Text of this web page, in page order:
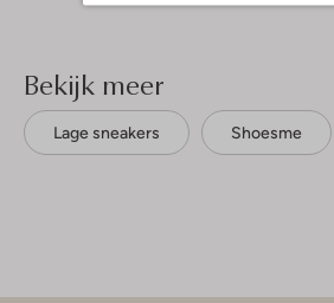
Bekijk meer
Lage sneakers Shoesme